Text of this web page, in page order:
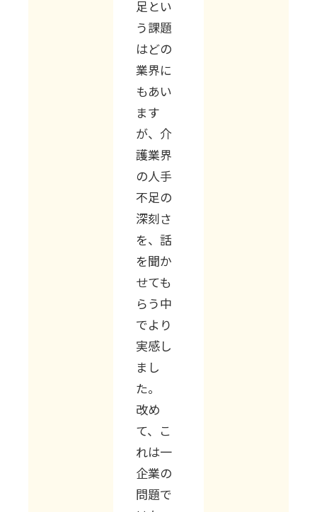
足とい
う課題
はどの
業界に
もあい
ます
が、介
護業界
の人手
不足の
深刻さ
を、話
を聞か
せても
らう中
でより
実感し
まし
た。
改め
て、こ
れは一
企業の
問題で